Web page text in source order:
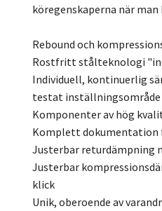
köregenskaperna när man
Rebound och
Rostfritt stålteknologi
Individuell, kontinuerlig
testat inställningsområde
Komponenter av hög
Komplett dokumentation
Justerbar returdämpning
Justerbar
klick
Unik, oberoende av